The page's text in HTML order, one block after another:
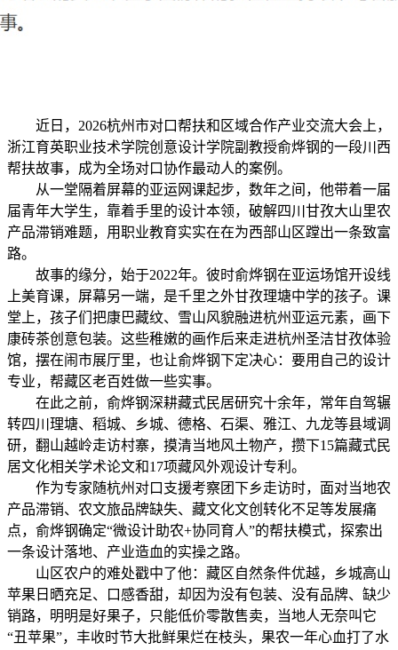
近日，2026杭州市对口帮扶和区域合作产业交流大会上，
浙江育英职业技术学院创意设计学院副教授俞烨钢的一段川西
帮扶故事，成为全场对口协作最动人的案例。
从一堂隔着屏幕的亚运网课起步，数年之间，他带着一届
届青年大学生，靠着手里的设计本领，破解四川甘孜大山里农
产品滞销难题，用职业教育实实在在为西部山区蹚出一条致富
路。
故事的缘分，始于2022年。彼时俞烨钢在亚运场馆开设线
上美育课，屏幕另一端，是千里之外甘孜理塘中学的孩子。课
堂上，孩子们把康巴藏纹、雪山风貌融进杭州亚运元素，画下
康砖茶创意包装。这些稚嫩的画作后来走进杭州圣洁甘孜体验
馆，摆在闹市展厅里，也让俞烨钢下定决心：要用自己的设计
专业，帮藏区老百姓做一些实事。
在此之前，俞烨钢深耕藏式民居研究十余年，常年自驾辗
转四川理塘、稻城、乡城、德格、石渠、雅江、九龙等县域调
研，翻山越岭走访村寨，摸清当地风土物产，攒下15篇藏式民
居文化相关学术论文和17项藏风外观设计专利。
作为专家随杭州对口支援考察团下乡走访时，面对当地农
产品滞销、农文旅品牌缺失、藏文化文创转化不足等发展痛
点，俞烨钢确定“微设计助农+协同育人”的帮扶模式，探索出
一条设计落地、产业造血的实操之路。
山区农户的难处戳中了他：藏区自然条件优越，乡城高山
苹果日晒充足、口感香甜，却因为没有包装、没有品牌、缺少
销路，明明是好果子，只能低价零散售卖，当地人无奈叫它
“丑苹果”，丰收时节大批鲜果烂在枝头，果农一年心血打了水